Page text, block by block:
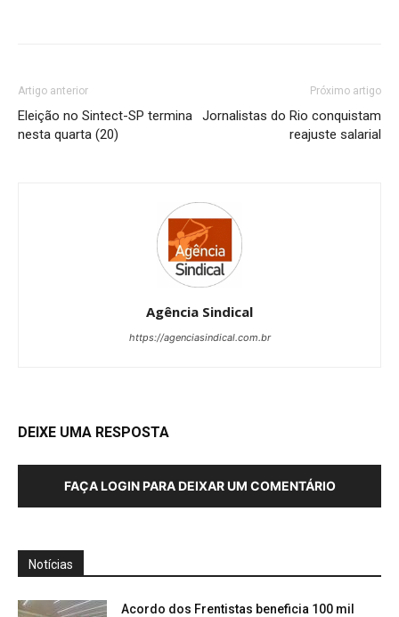
Artigo anterior
Eleição no Sintect-SP termina
nesta quarta (20)
Próximo artigo
Jornalistas do Rio conquistam
reajuste salarial
Agência Sindical
https://agenciasindical.com.br
DEIXE UMA RESPOSTA
FAÇA LOGIN PARA DEIXAR UM COMENTÁRIO
Notícias
Acordo dos Frentistas beneficia 100 mil